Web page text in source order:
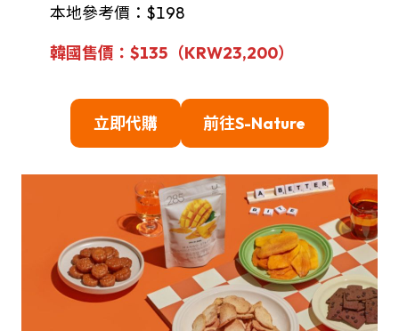
本地參考價：$198
韓國售價：$135（KRW23,200）
立即代購 前往S-Nature